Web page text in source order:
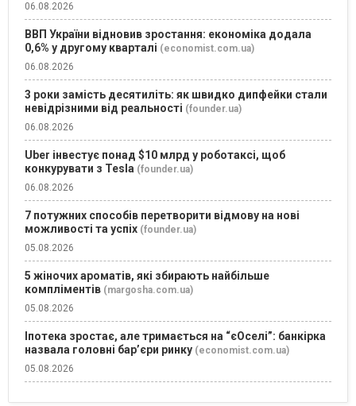
06.08.2026
ВВП України відновив зростання: економіка додала
0,6% у другому кварталі (economist.com.ua)
06.08.2026
3 роки замість десятиліть: як швидко дипфейки стали
невідрізними від реальності (founder.ua)
06.08.2026
Uber інвестує понад $10 млрд у роботаксі, щоб
конкурувати з Tesla (founder.ua)
06.08.2026
7 потужних способів перетворити відмову на нові
можливості та успіх (founder.ua)
05.08.2026
5 жіночих ароматів, які збирають найбільше
компліментів (margosha.com.ua)
05.08.2026
Іпотека зростає, але тримається на “єОселі”: банкірка
назвала головні бар’єри ринку (economist.com.ua)
05.08.2026